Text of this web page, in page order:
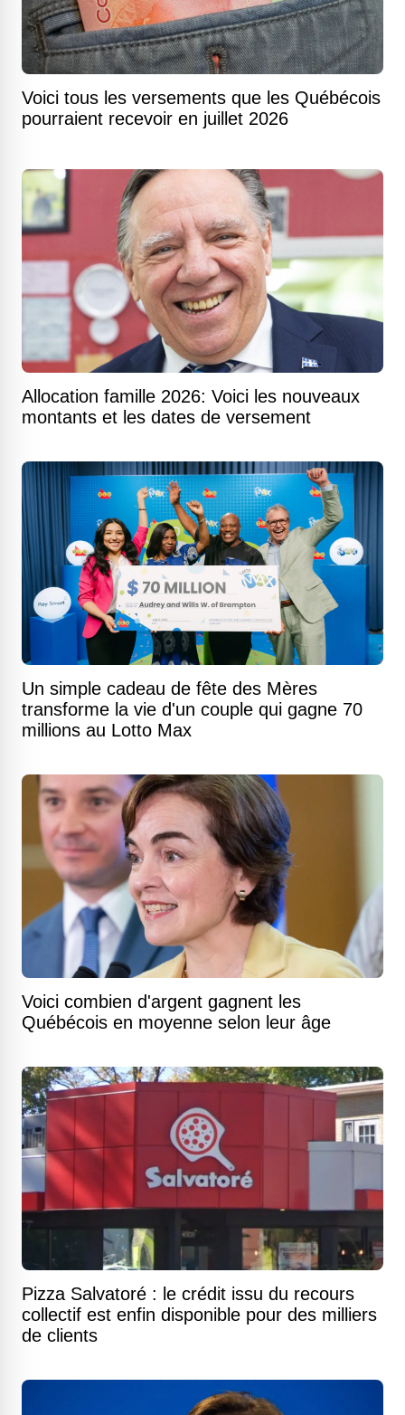
Voici tous les versements que les Québécois
pourraient recevoir en juillet 2026
Allocation famille 2026: Voici les nouveaux
montants et les dates de versement
Un simple cadeau de fête des Mères
transforme la vie d'un couple qui gagne 70
millions au Lotto Max
Voici combien d'argent gagnent les
Québécois en moyenne selon leur âge
Pizza Salvatoré : le crédit issu du recours
collectif est enfin disponible pour des milliers
de clients